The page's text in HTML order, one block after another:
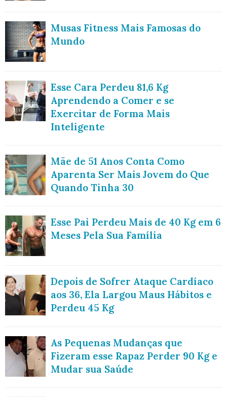
Musas Fitness Mais Famosas do
Mundo
Esse Cara Perdeu 81,6 Kg
Aprendendo a Comer e se
Exercitar de Forma Mais
Inteligente
Mãe de 51 Anos Conta Como
Aparenta Ser Mais Jovem do Que
Quando Tinha 30
Esse Pai Perdeu Mais de 40 Kg em 6
Meses Pela Sua Família
Depois de Sofrer Ataque Cardíaco
aos 36, Ela Largou Maus Hábitos e
Perdeu 45 Kg
As Pequenas Mudanças que
Fizeram esse Rapaz Perder 90 Kg e
Mudar sua Saúde